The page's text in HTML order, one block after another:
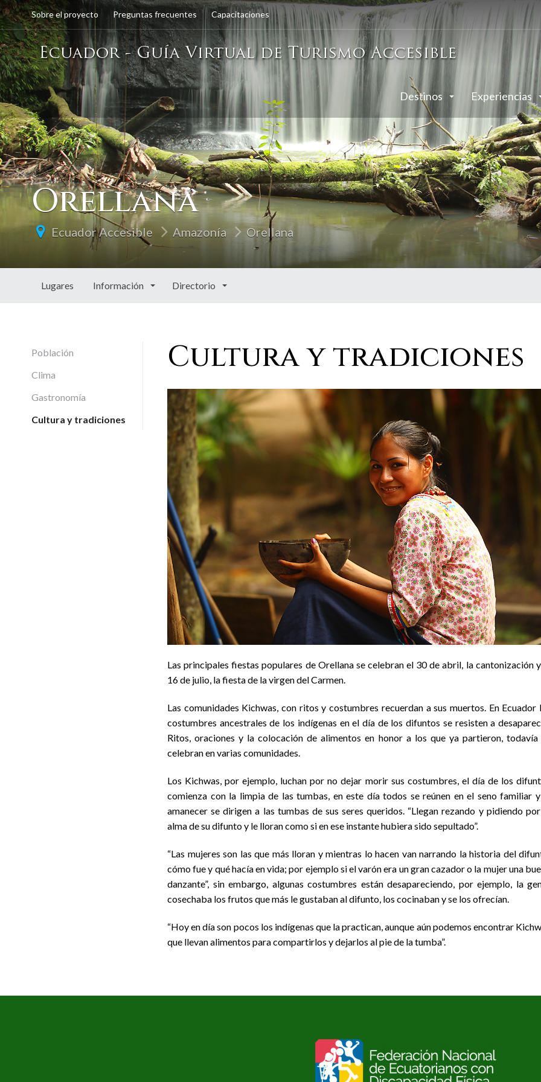
Sobre el proyecto Preguntas frecuentes Capacitaciones
Destinos Experiencias
Orellana
Ecuador Accesible Amazonía Orellana
Lugares Información Directorio
Población
Clima
Gastronomía
Cultura y tradiciones
Cultura y tradiciones
Las principales fiestas populares de Orellana se celebran el 30 de abril, la cantonización
16 de julio, la fiesta de la virgen del Carmen.
Las comunidades Kichwas, con ritos y costumbres recuerdan a sus muertos. En Ecuador
costumbres ancestrales de los indígenas en el día de los difuntos se resisten a
Ritos, oraciones y la colocación de alimentos en honor a los que ya partieron, todavía
celebran en varias comunidades.
Los Kichwas, por ejemplo, luchan por no dejar morir sus costumbres, el día de los
comienza con la limpia de las tumbas, en este día todos se reúnen en el seno familiar
amanecer se dirigen a las tumbas de sus seres queridos. “Llegan rezando y pidiendo
alma de su difunto y le lloran como si en ese instante hubiera sido sepultado”.
“Las mujeres son las que más lloran y mientras lo hacen van narrando la historia del
cómo fue y qué hacía en vida; por ejemplo si el varón era un gran cazador o la mujer una
danzante”, sin embargo, algunas costumbres están desapareciendo, por ejemplo, la
cosechaba los frutos que más le gustaban al difunto, los cocinaban y se los ofrecían.
“Hoy en día son pocos los indígenas que la practican, aunque aún podemos encontrar
que llevan alimentos para compartirlos y dejarlos al pie de la tumba”.